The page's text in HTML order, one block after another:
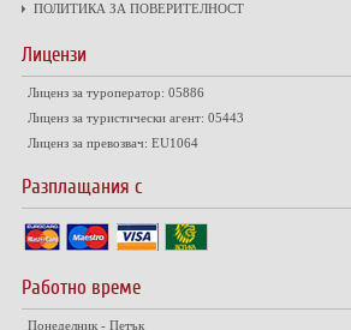
ПОЛИТИКА ЗА ПОВЕРИТЕЛНОСТ
Лицензи
Лиценз за туроператор: 05886
Лиценз за туристически агент: 05443
Лиценз за превозвач: EU1064
Разплащания с
Работно време
Понеделник - Петък